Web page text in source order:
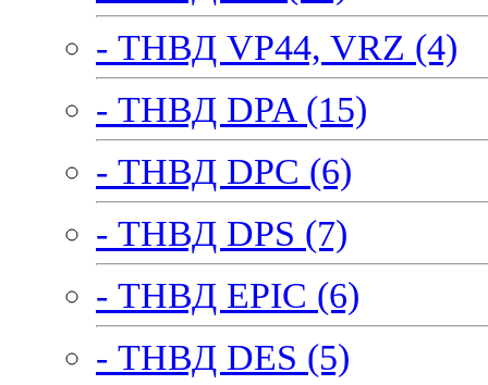
- ТНВД VP44, VRZ (4)
- ТНВД DPA (15)
- ТНВД DPC (6)
- ТНВД DPS (7)
- ТНВД EPIC (6)
- ТНВД DES (5)